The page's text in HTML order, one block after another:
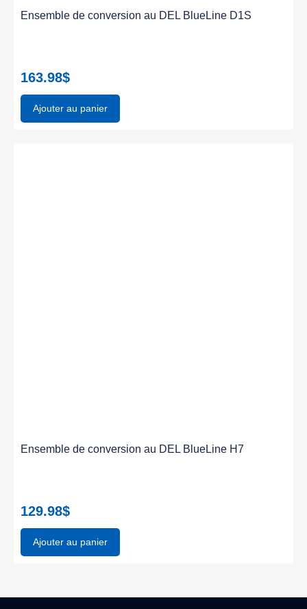
Ensemble de conversion au DEL BlueLine D1S
163.98$
Ajouter au panier
Ensemble de conversion au DEL BlueLine H7
129.98$
Ajouter au panier